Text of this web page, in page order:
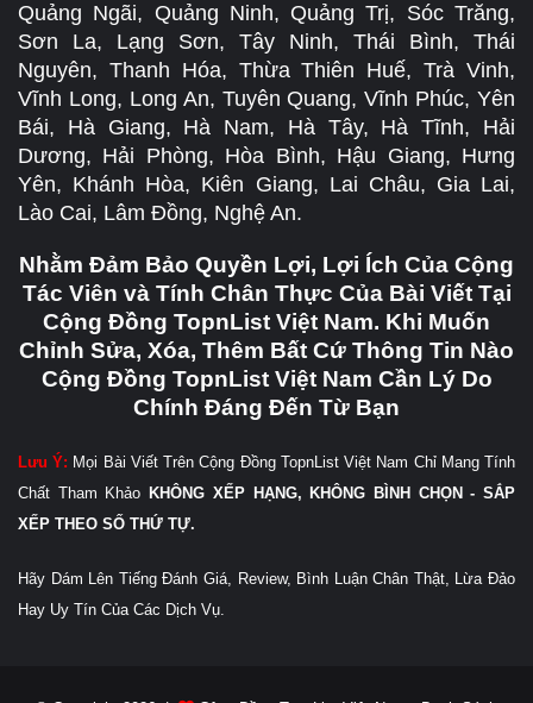
Quảng Ngãi, Quảng Ninh, Quảng Trị, Sóc Trăng,
Sơn La, Lạng Sơn, Tây Ninh, Thái Bình, Thái
Nguyên, Thanh Hóa, Thừa Thiên Huế, Trà Vinh,
Vĩnh Long, Long An, Tuyên Quang, Vĩnh Phúc, Yên
Bái, Hà Giang, Hà Nam, Hà Tây, Hà Tĩnh, Hải
Dương, Hải Phòng, Hòa Bình, Hậu Giang, Hưng
Yên, Khánh Hòa, Kiên Giang, Lai Châu, Gia Lai,
Lào Cai, Lâm Đồng, Nghệ An.
Nhằm Đảm Bảo Quyền Lợi, Lợi Ích Của Cộng
Tác Viên và Tính Chân Thực Của Bài Viết Tại
Cộng Đồng TopnList Việt Nam. Khi Muốn
Chỉnh Sửa, Xóa, Thêm Bất Cứ Thông Tin Nào
Cộng Đồng TopnList Việt Nam Cần Lý Do
Chính Đáng Đến Từ Bạn
Lưu Ý: Mọi Bài Viết Trên Cộng Đồng TopnList Việt Nam Chỉ Mang Tính
Chất Tham KhảoKHÔNG XẾP HẠNG, KHÔNG BÌNH CHỌN - SẮP
XẾP THEO SỐ THỨ TỰ.
Hãy Dám Lên Tiếng Đánh Giá, Review, Bình Luận Chân Thật, Lừa Đảo
Hay Uy Tín Của Các Dịch Vụ.